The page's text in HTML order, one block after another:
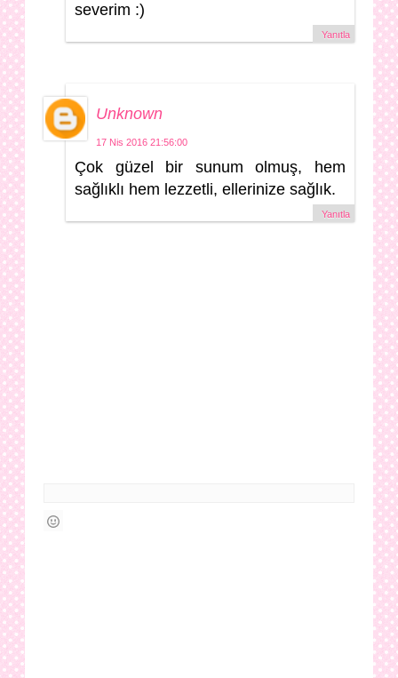
severim :)
Yanıtla
Unknown
17 Nis 2016 21:56:00
Çok güzel bir sunum olmuş, hem
sağlıklı hem lezzetli, ellerinize sağlık.
Yanıtla